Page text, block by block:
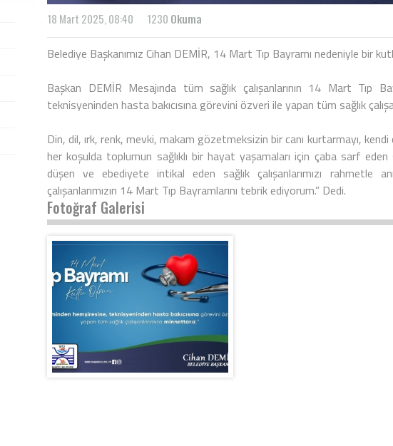
18 Mart 2025, 08:40 1230 Okuma
Belediye Başkanımız Cihan DEMİR, 14 Mart Tıp Bayramı nedeniyle bir
Başkan DEMİR Mesajında tüm sağlık çalışanlarının 14 Mart Tıp
teknisyeninden hasta bakıcısına görevini özveri ile yapan tüm sağlık
Din, dil, ırk, renk, mevki, makam gözetmeksizin bir canı kurtarmayı,
her koşulda toplumun sağlıklı bir hayat yaşamaları için çaba sarf eden
düşen ve ebediyete intikal eden sağlık çalışanlarımızı rahmetle
çalışanlarımızın 14 Mart Tıp Bayramlarını tebrik ediyorum.” Dedi.
Fotoğraf Galerisi